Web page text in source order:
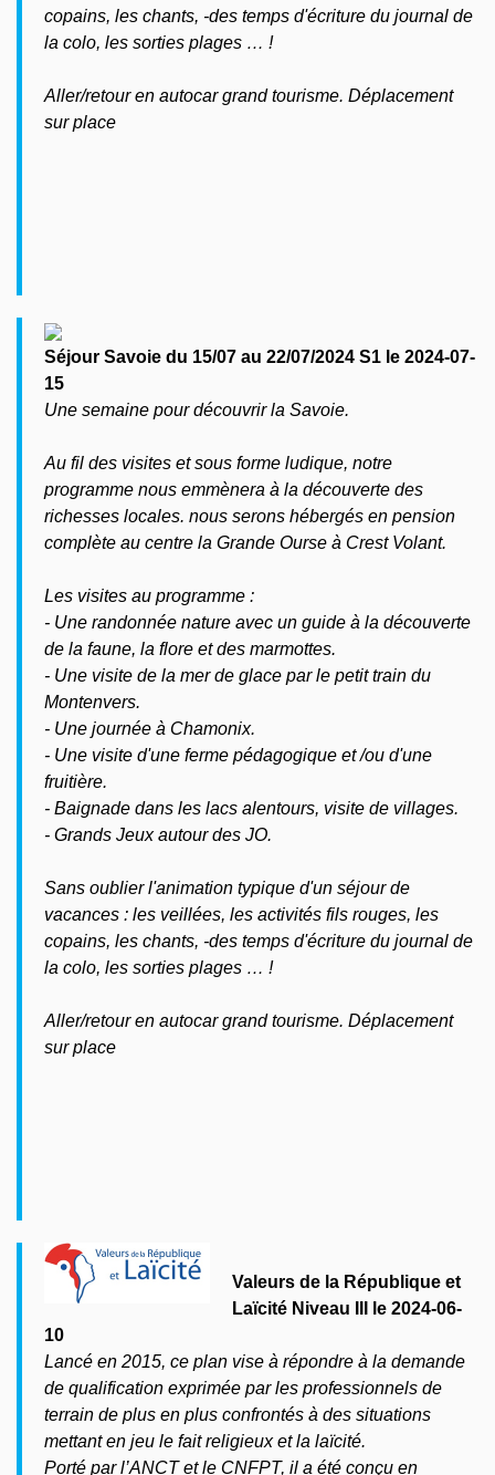
copains, les chants, -des temps d'écriture du journal de
la colo, les sorties plages … !
Aller/retour en autocar grand tourisme. Déplacement
sur place
Séjour Savoie du 15/07 au 22/07/2024 S1 le 2024-07-
15
Une semaine pour découvrir la Savoie.
Au fil des visites et sous forme ludique, notre
programme nous emmènera à la découverte des
richesses locales. nous serons hébergés en pension
complète au centre la Grande Ourse à Crest Volant.
Les visites au programme :
- Une randonnée nature avec un guide à la découverte
de la faune, la flore et des marmottes.
- Une visite de la mer de glace par le petit train du
Montenvers.
- Une journée à Chamonix.
- Une visite d'une ferme pédagogique et /ou d'une
fruitière.
- Baignade dans les lacs alentours, visite de villages.
- Grands Jeux autour des JO.
Sans oublier l'animation typique d'un séjour de
vacances : les veillées, les activités fils rouges, les
copains, les chants, -des temps d'écriture du journal de
la colo, les sorties plages … !
Aller/retour en autocar grand tourisme. Déplacement
sur place
Valeurs de la République et
Laïcité Niveau III le 2024-06-
10
Lancé en 2015, ce plan vise à répondre à la demande
de qualification exprimée par les professionnels de
terrain de plus en plus confrontés à des situations
mettant en jeu le fait religieux et la laïcité.
Porté par l’ANCT et le CNFPT, il a été conçu en